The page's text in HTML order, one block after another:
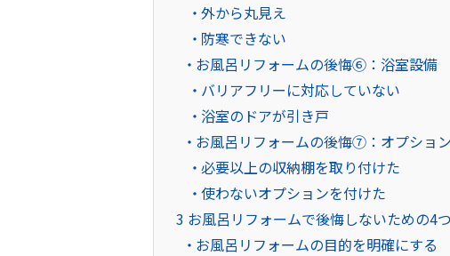
外から丸見え
防寒できない
お風呂リフォームの後悔⑥：浴室設備
バリアフリーに対応していない
浴室のドアが引き戸
お風呂リフォームの後悔⑦：オプション
必要以上の収納棚を取り付けた
使わないオプションを付けた
3 お風呂リフォームで後悔しないための4
お風呂リフォームの目的を明確にする